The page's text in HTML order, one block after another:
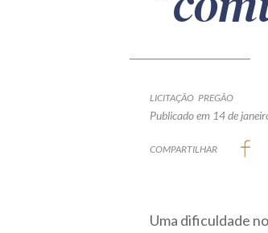
LICITAÇÃO PREGÃO
Publicado em 14 de
COMPARTILHAR
Uma dificuldade